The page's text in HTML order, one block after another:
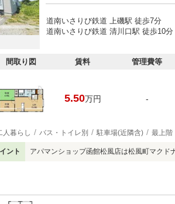
道南いさりび鉄道 上磯駅 徒歩7分
道南いさりび鉄道 清川口駅 徒歩10分
間取り図 賃料 管理費等
5.50万円 -
人暮らし バス・トイレ別 駐車場(近隣含) 最上階
ント アパマンショップ函館松風店は松風町マクド